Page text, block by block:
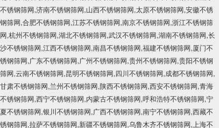
不锈钢筛网,济南不锈钢筛网,山西不锈钢筛网,太原不锈钢筛网,安徽不锈
钢筛网,合肥不锈钢筛网,江苏不锈钢筛网,南京不锈钢筛网,浙江不锈钢筛
网,杭州不锈钢筛网,湖北不锈钢筛网,武汉不锈钢筛网,湖南不锈钢筛网,长
沙不锈钢筛网,江西不锈钢筛网,南昌不锈钢筛网,福建不锈钢筛网,厦门不
锈钢筛网,广东不锈钢筛网,广州不锈钢筛网,贵州不锈钢筛网,贵阳不锈钢
筛网,云南不锈钢筛网,昆明不锈钢筛网,四川不锈钢筛网,成都不锈钢筛网,
甘肃不锈钢筛网,兰州不锈钢筛网,陕西不锈钢筛网,西安不锈钢筛网,青海
不锈钢筛网,西宁不锈钢筛网,内蒙古不锈钢筛网,呼和浩特不锈钢筛网,宁
夏不锈钢筛网,银川不锈钢筛网,广西不锈钢筛网,南宁不锈钢筛网,西藏不
锈钢筛网,拉萨不锈钢筛网,新疆不锈钢筛网,乌鲁木齐不锈钢筛网,上海不